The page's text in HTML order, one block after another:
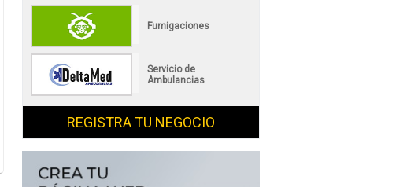
Fumigaciones
Servicio de
Ambulancias
REGISTRA TU NEGOCIO